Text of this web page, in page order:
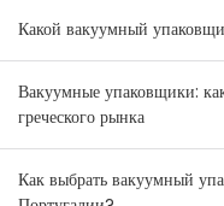
Какой вакуумный
Вакуумные упаковщики:
греческого рынка
Как выбрать вакуумный